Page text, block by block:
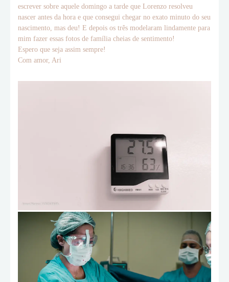
escrever sobre aquele domingo a tarde que Lorenzo resolveu
nascer antes da hora e que consegui chegar no exato minuto do seu
nascimento, mas deu! E depois os três modelaram lindamente para
mim fazer essas fotos de família cheias de sentimento!
Espero que seja assim sempre!
Com amor, Ari